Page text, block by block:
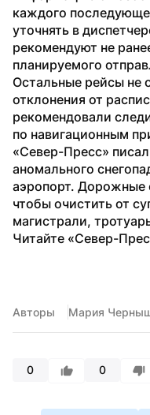
каждого
уточнять в
рекомендуют не
планируемого
Остальные рейсы
отклонения от
рекомендовали
по навигационным
«Север-Пресс»
аномального
аэропорт. Дорожные
чтобы очистить от
магистрали,
Читайте «Север-
Авторы Мария
0 0